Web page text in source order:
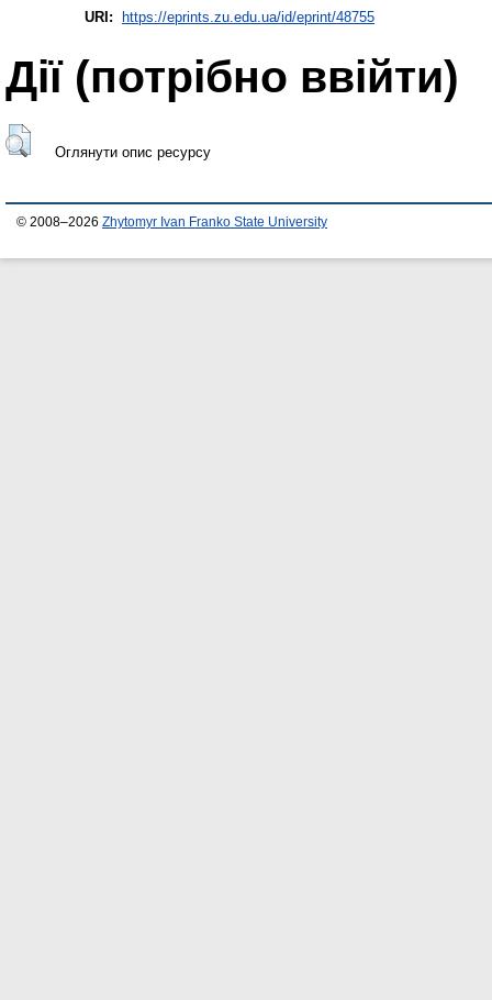
URI: https://eprints.zu.edu.ua/id/eprint/48755
Дії ​​(потрібно ввійти)
Оглянути опис ресурсу
© 2008–2026 Zhytomyr Ivan Franko State University